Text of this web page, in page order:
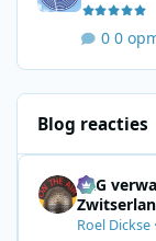
0
Blog reacties
SRG
Roel Dickse